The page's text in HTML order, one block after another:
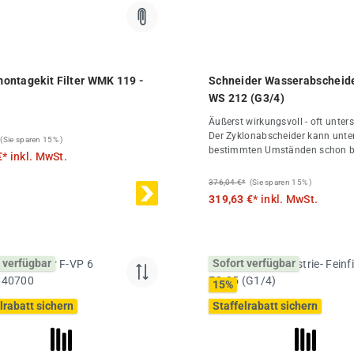
Filter WMK 119 -
(Sie sparen 15% )
inkl. MwSt.
Schneider
WS 212 (G3/4)
Äußerst wirkungsvoll - oft
Der Zyklonabscheider kann
bestimmten Umständen schon
abführen und ist zudem fast
da der Ersatz von Filterelementen
entfälltDer Zyklonabscheider WS
Schmutz und Kondensat. Der
erfolgt idealerweise zwischen
und der nachfolgenden
Druckluftaufbereitung.Weitere
automatischem
außen zugänglichSicherer
376,04 €* (Sie sparen 15% )
319,63 €* inkl. MwSt.
sichern
Sofort verfügbar
15%
Staffelrabatt sichern